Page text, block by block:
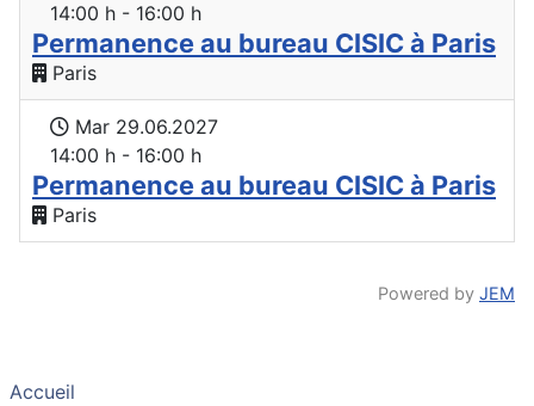
14:00 h - 16:00 h
Permanence au bureau CISIC à Paris
Paris
Mar 29.06.2027
14:00 h - 16:00 h
Permanence au bureau CISIC à Paris
Paris
Powered by JEM
Accueil